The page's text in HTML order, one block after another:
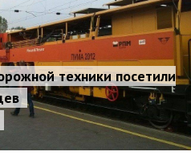
техники посетили